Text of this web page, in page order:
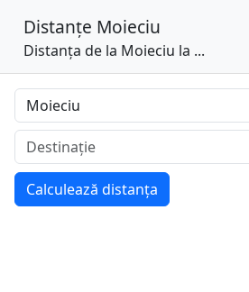
Distanțe Moieciu
Distanța de la Moieciu la ...
Calculează distanța